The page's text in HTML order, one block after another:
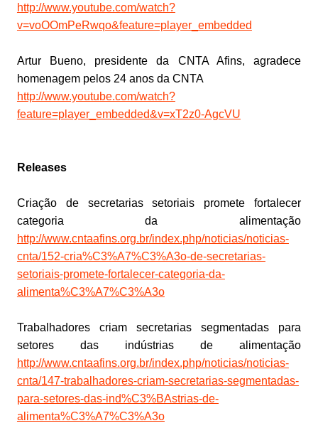
http://www.youtube.com/watch?
v=voOOmPeRwqo&feature=player_embedded
Artur Bueno, presidente da CNTA Afins, agradece
homenagem pelos 24 anos da CNTA
http://www.youtube.com/watch?
feature=player_embedded&v=xT2z0-AgcVU
Releases
Criação de secretarias setoriais promete fortalecer
categoria da alimentação
http://www.cntaafins.org.br/index.php/noticias/noticias-
cnta/152-cria%C3%A7%C3%A3o-de-secretarias-
setoriais-promete-fortalecer-categoria-da-
alimenta%C3%A7%C3%A3o
Trabalhadores criam secretarias segmentadas para
setores das indústrias de alimentação
http://www.cntaafins.org.br/index.php/noticias/noticias-
cnta/147-trabalhadores-criam-secretarias-segmentadas-
para-setores-das-ind%C3%BAstrias-de-
alimenta%C3%A7%C3%A3o